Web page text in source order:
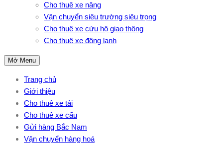
Cho thuê xe nâng
Vận chuyển siêu trường siêu trọng
Cho thuê xe cứu hộ giao thông
Cho thuê xe đông lạnh
Mở Menu
Trang chủ
Giới thiệu
Cho thuê xe tải
Cho thuê xe cẩu
Gửi hàng Bắc Nam
Vận chuyển hàng hoá